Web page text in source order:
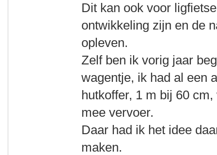
Dit kan ook voor
ontwikkeling zijn en de
opleven.
Zelf ben ik vorig jaar
wagentje, ik had al een
hutkoffer, 1 m bij 60
mee vervoer.
Daar had ik het idee
maken.